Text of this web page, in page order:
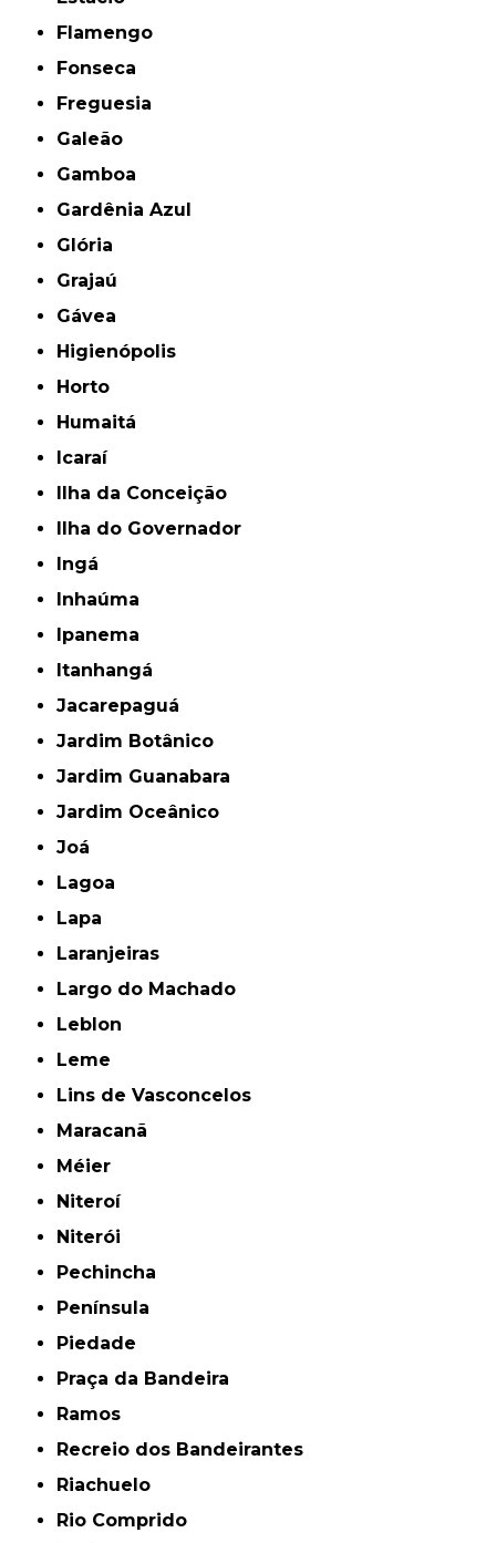
Flamengo
Fonseca
Freguesia
Galeão
Gamboa
Gardênia Azul
Glória
Grajaú
Gávea
Higienópolis
Horto
Humaitá
Icaraí
Ilha da Conceição
Ilha do Governador
Ingá
Inhaúma
Ipanema
Itanhangá
Jacarepaguá
Jardim Botânico
Jardim Guanabara
Jardim Oceânico
Joá
Lagoa
Lapa
Laranjeiras
Largo do Machado
Leblon
Leme
Lins de Vasconcelos
Maracanã
Méier
Niteroí
Niterói
Pechincha
Península
Piedade
Praça da Bandeira
Ramos
Recreio dos Bandeirantes
Riachuelo
Rio Comprido